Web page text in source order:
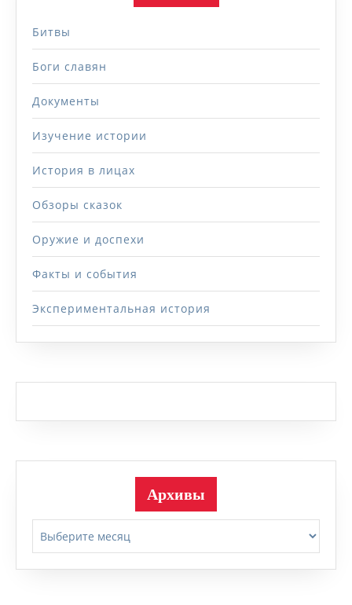
Битвы
Боги славян
Документы
Изучение истории
История в лицах
Обзоры сказок
Оружие и доспехи
Факты и события
Экспериментальная история
Архивы